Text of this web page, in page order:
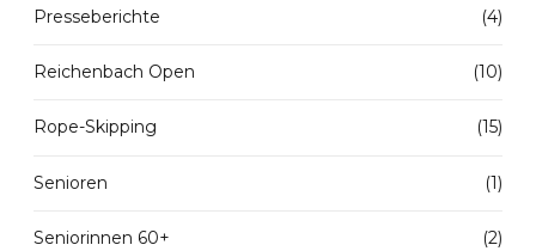
Presseberichte (4)
Reichenbach Open (10)
Rope-Skipping (15)
Senioren (1)
Seniorinnen 60+ (2)